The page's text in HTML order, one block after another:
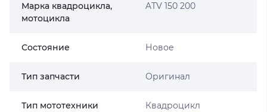
Марка квадроцикла,
мотоцикла
ATV 150 200
Состояние Новое
Тип запчасти Оригинал
Тип мототехники Квадроцикл